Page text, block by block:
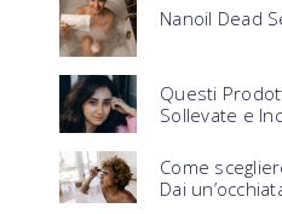
Nanoil Dead
Questi
Sollevate e
Come
Dai